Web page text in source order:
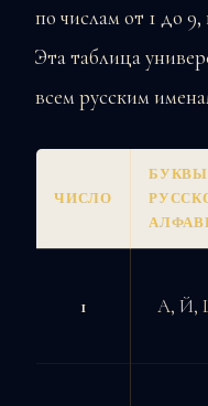
по числам от 1 до
Эта таблица
всем русским
ЧИСЛО
БУКВЫ
1 А, Й,